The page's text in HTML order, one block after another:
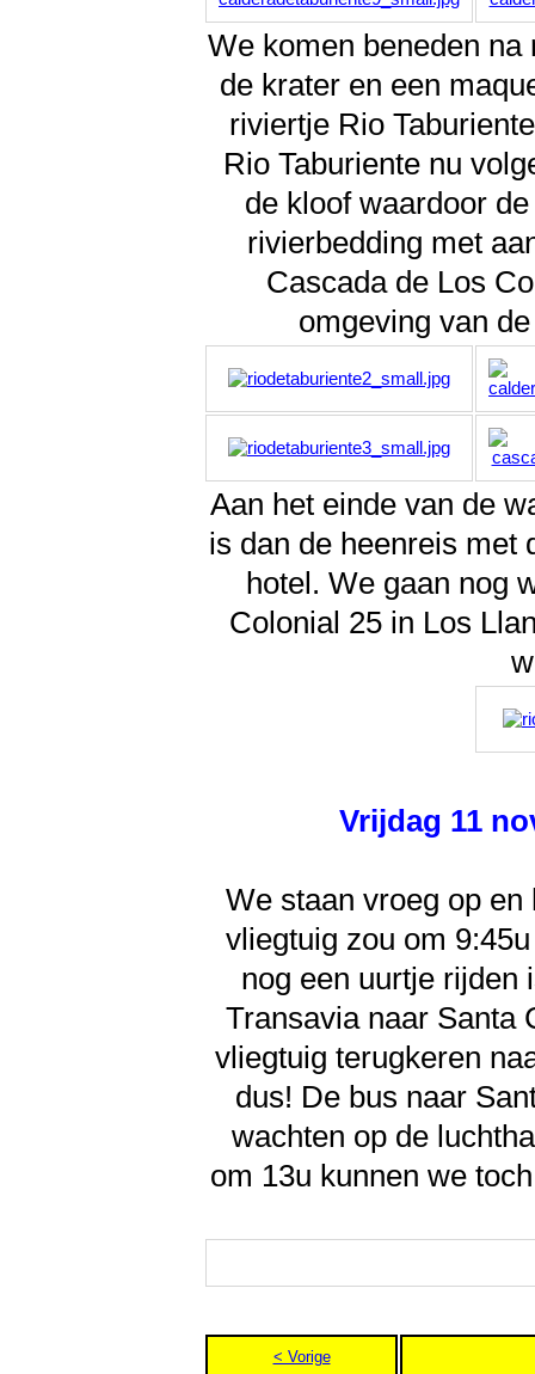
We komen beneden
de krater en een
riviertje Rio
Rio Taburiente nu
de kloof waardoor
rivierbedding met
Cascada de Los
omgeving van
Aan het einde van de
is dan de heenreis met
hotel. We gaan nog
Colonial 25 in Los
Vrijdag 11
We staan vroeg op
vliegtuig zou om
nog een uurtje rijden
Transavia naar Santa
vliegtuig terugkeren
dus! De bus naar
wachten op de
om 13u kunnen we
< Vorige